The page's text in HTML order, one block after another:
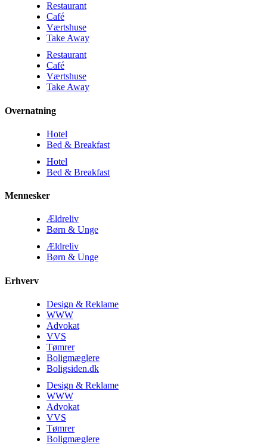
Restaurant
Café
Værtshuse
Take Away
Restaurant
Café
Værtshuse
Take Away
Overnatning
Hotel
Bed & Breakfast
Hotel
Bed & Breakfast
Mennesker
Ældreliv
Børn & Unge
Ældreliv
Børn & Unge
Erhverv
Design & Reklame
WWW
Advokat
VVS
Tømrer
Boligmæglere
Boligsiden.dk
Design & Reklame
WWW
Advokat
VVS
Tømrer
Boligmæglere